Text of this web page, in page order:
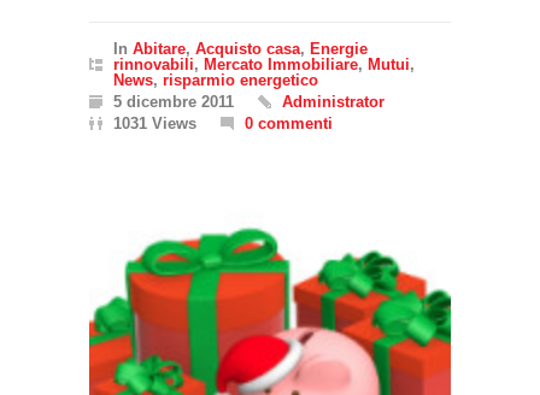
In Abitare, Acquisto casa, Energie
rinnovabili, Mercato Immobiliare, Mutui,
News, risparmio energetico
5 dicembre 2011
Administrator
1031 Views
0 commenti